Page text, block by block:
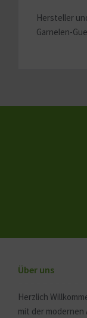
Hersteller
Garnelen-
Über uns
Herzlich
mit der